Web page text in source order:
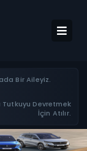
Bir Aileyiz.
Tutkuyu Devretmek
İçin Atılır.